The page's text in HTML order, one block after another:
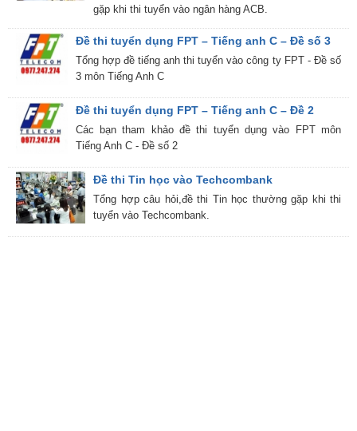
gặp khi thi tuyển vào ngân hàng ACB.
Đề thi tuyển dụng FPT – Tiếng anh C – Đề số 3
Tổng hợp đề tiếng anh thi tuyển vào công ty FPT - Đề số
3 môn Tiếng Anh C
Đề thi tuyển dụng FPT – Tiếng anh C – Đề 2
Các bạn tham khảo đề thi tuyển dụng vào FPT môn
Tiếng Anh C - Đề số 2
Đề thi Tin học vào Techcombank
Tổng hợp câu hỏi,đề thi Tin học thường gặp khi thi
tuyển vào Techcombank.